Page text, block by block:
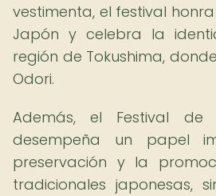
vestimenta, el festival
Japón y celebra la
región de Tokushima,
Odori.
Además, el Festival
desempeña un papel
preservación y la
tradicionales japonesas,